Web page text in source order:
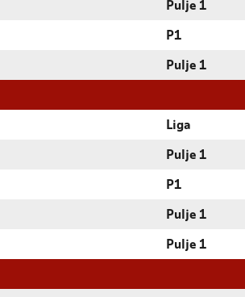
Pulje 1
P1
Pulje 1
Liga
Pulje 1
P1
Pulje 1
Pulje 1